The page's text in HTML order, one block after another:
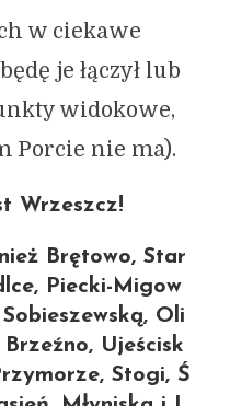
w ciekawe
je łączył lub
widokowe,
Porcie nie ma).
Wrzeszcz!
Brętowo, Star
Piecki-Migow
Oli
Ujeścisk
Stogi, Ś